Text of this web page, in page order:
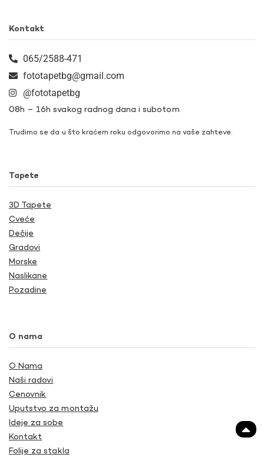
Kontakt
065/2588-471
fototapetbg@gmail.com
@fototapetbg
08h – 16h svakog radnog dana i subotom
Trudimo se da u što kraćem roku odgovorimo na vaše zahteve.
Tapete
3D Tapete
Cveće
Dečije
Gradovi
Morske
Naslikane
Pozadine
O nama
O Nama
Naši radovi
Cenovnik
Uputstvo za montažu
Ideje za sobe
Kontakt
Folije za stakla